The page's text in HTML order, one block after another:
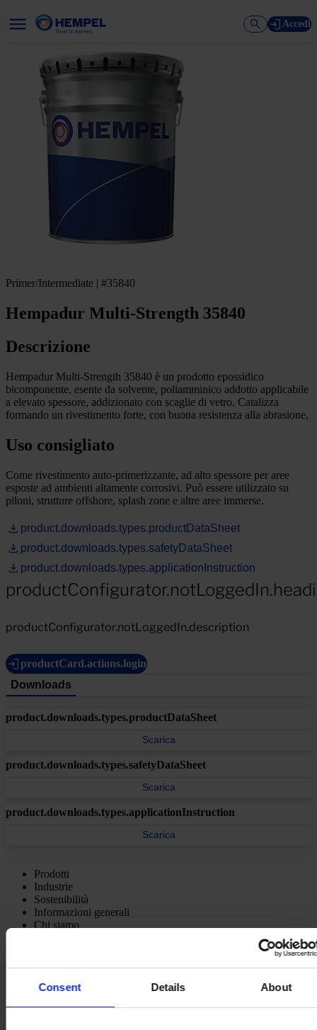
Consent Details About
Accedi
Primer/Intermediate | #35840
Hempadur Multi-Strength 35840
Descrizione
Hempadur Multi-Strength 35840 è un prodotto epossidico
bicomponente, esente da solvente, poliamminico addotto applicabile
a elevato spessore, addizionato con scaglie di vetro. Catalizza
formando un rivestimento forte, con buona resistenza alla abrasione,
Uso consigliato
Come rivestimento auto-primerizzante, ad alto spessore per aree
esposte ad ambienti altamente corrosivi. Può essere utilizzato su
piloni, strutture offshore, splash zone e altre aree immerse.
product.downloads.types.productDataSheet
product.downloads.types.safetyDataSheet
product.downloads.types.applicationInstruction
productConfigurator.notLoggedIn.description
productCard.actions.login
Downloads
product.downloads.types.productDataSheet
Scarica
product.downloads.types.safetyDataSheet
Scarica
product.downloads.types.applicationInstruction
Scarica
Prodotti
Industrie
Sostenibilità
Informazioni generali
Chi siamo